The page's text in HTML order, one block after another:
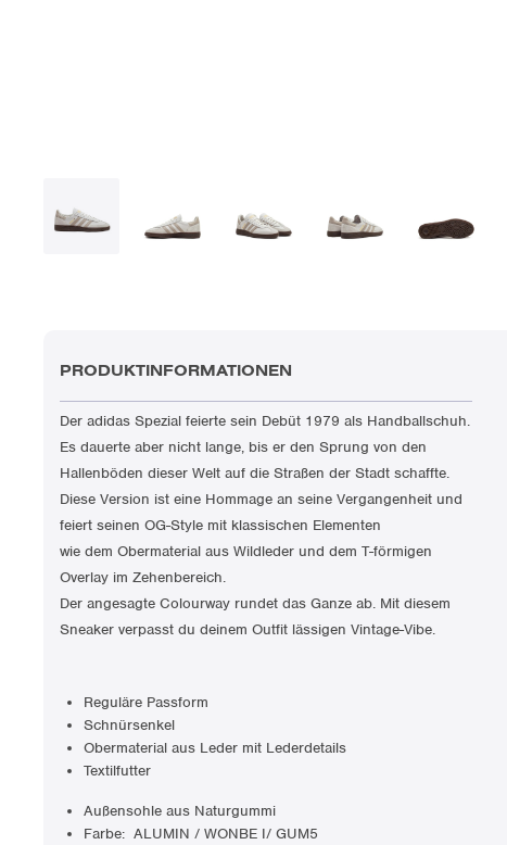
PRODUKTINFORMATIONEN
Der adidas Spezial feierte sein Debüt 1979 als Handballschuh.
Es dauerte aber nicht lange, bis er den Sprung von den
Hallenböden dieser Welt auf die Straßen der Stadt schaffte.
Diese Version ist eine Hommage an seine Vergangenheit und
feiert seinen OG-Style mit klassischen Elementen
wie dem Obermaterial aus Wildleder und dem T-förmigen
Overlay im Zehenbereich.
Der angesagte Colourway rundet das Ganze ab. Mit diesem
Sneaker verpasst du deinem Outfit lässigen Vintage-Vibe.
Reguläre Passform
Schnürsenkel
Obermaterial aus Leder mit Lederdetails
Textilfutter
Außensohle aus Naturgummi
Farbe: ALUMIN / WONBE I/ GUM5